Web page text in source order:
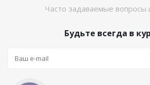
Часто задаваемые вопросы
Будьте всегда в